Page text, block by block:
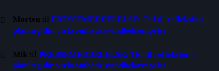
Morten tilPRESSEMEDDELELSE: Tid til refleksion –
planlæg din virksomheds svindbekæmpelse
Mik tilPRESSEMEDDELELSE: Tid til refleksion –
planlæg din virksomheds svindbekæmpelse